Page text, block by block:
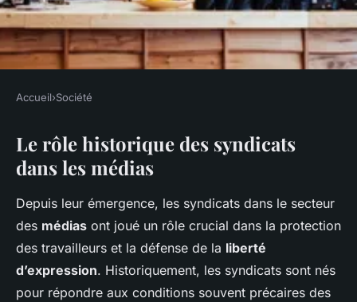
Le rôle des syndicats dans les
médias : Garants de la liberté
d'expression ?
Alya 28 avril 2025 • 6 min de lecture
Accueil›Société
Le rôle historique des syndicats
dans les médias
Depuis leur émergence, les syndicats dans le secteur
des médias ont joué un rôle crucial dans la protection
des travailleurs et la défense de la liberté
d’expression. Historiquement, les syndicats sont nés
pour répondre aux conditions souvent précaires des